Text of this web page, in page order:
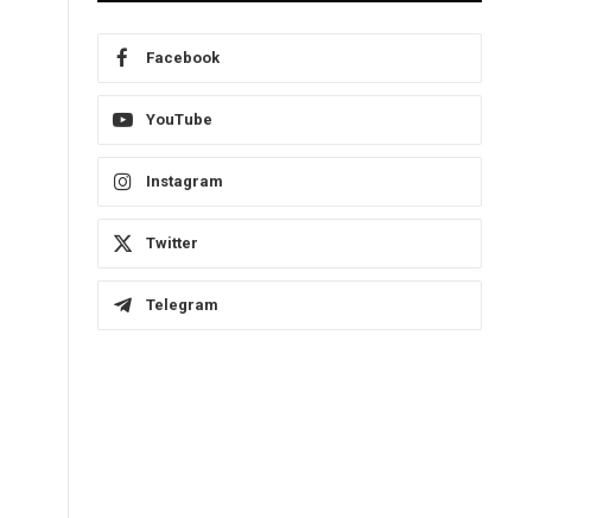
Facebook
YouTube
Instagram
Twitter
Telegram